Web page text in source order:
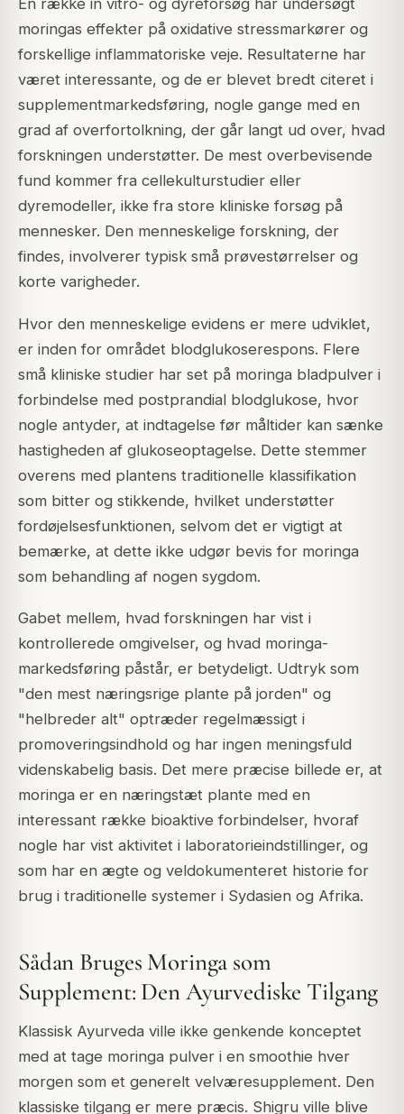
En række in vitro- og dyreforsøg har undersøgt
moringas effekter på oxidative stressmarkører og
forskellige inflammatoriske veje. Resultaterne har
været interessante, og de er blevet bredt citeret i
supplementmarkedsføring, nogle gange med en
grad af overfortolkning, der går langt ud over, hvad
forskningen understøtter. De mest overbevisende
fund kommer fra cellekulturstudier eller
dyremodeller, ikke fra store kliniske forsøg på
mennesker. Den menneskelige forskning, der
findes, involverer typisk små prøvestørrelser og
korte varigheder.
Hvor den menneskelige evidens er mere udviklet,
er inden for området blodglukoserespons. Flere
små kliniske studier har set på moringa bladpulver i
forbindelse med postprandial blodglukose, hvor
nogle antyder, at indtagelse før måltider kan sænke
hastigheden af glukoseoptagelse. Dette stemmer
overens med plantens traditionelle klassifikation
som bitter og stikkende, hvilket understøtter
fordøjelsesfunktionen, selvom det er vigtigt at
bemærke, at dette ikke udgør bevis for moringa
som behandling af nogen sygdom.
Gabet mellem, hvad forskningen har vist i
kontrollerede omgivelser, og hvad moringa-
markedsføring påstår, er betydeligt. Udtryk som
"den mest næringsrige plante på jorden" og
"helbreder alt" optræder regelmæssigt i
promoveringsindhold og har ingen meningsfuld
videnskabelig basis. Det mere præcise billede er, at
moringa er en næringstæt plante med en
interessant række bioaktive forbindelser, hvoraf
nogle har vist aktivitet i laboratorieindstillinger, og
som har en ægte og veldokumenteret historie for
brug i traditionelle systemer i Sydasien og Afrika.
Sådan Bruges Moringa som
Supplement: Den Ayurvediske Tilgang
Klassisk Ayurveda ville ikke genkende konceptet
med at tage moringa pulver i en smoothie hver
morgen som et generelt velværesupplement. Den
klassiske tilgang er mere præcis. Shigru ville blive